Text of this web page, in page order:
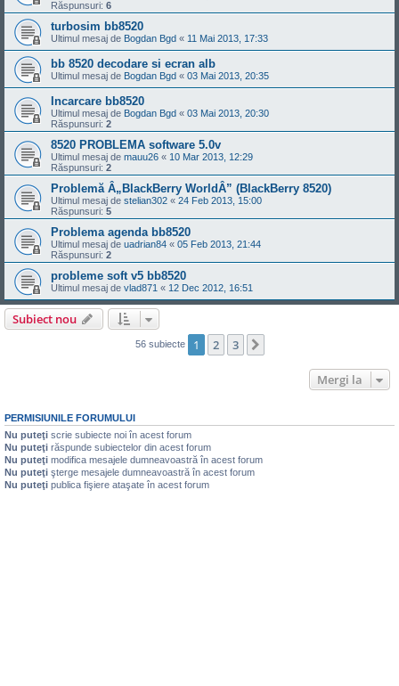
Răspunsuri: 6
turbosim bb8520
Ultimul mesaj de Bogdan Bgd « 11 Mai 2013, 17:33
bb 8520 decodare si ecran alb
Ultimul mesaj de Bogdan Bgd « 03 Mai 2013, 20:35
Incarcare bb8520
Ultimul mesaj de Bogdan Bgd « 03 Mai 2013, 20:30
Răspunsuri: 2
8520 PROBLEMA software 5.0v
Ultimul mesaj de mauu26 « 10 Mar 2013, 12:29
Răspunsuri: 2
Problemă Â„BlackBerry WorldÂ” (BlackBerry 8520)
Ultimul mesaj de stelian302 « 24 Feb 2013, 15:00
Răspunsuri: 5
Problema agenda bb8520
Ultimul mesaj de uadrian84 « 05 Feb 2013, 21:44
Răspunsuri: 2
probleme soft v5 bb8520
Ultimul mesaj de vlad871 « 12 Dec 2012, 16:51
Subiect nou
56 subiecte 1 2 3
Mergi la
PERMISIUNILE FORUMULUI
Nu puteţi scrie subiecte noi în acest forum
Nu puteţi răspunde subiectelor din acest forum
Nu puteţi modifica mesajele dumneavoastră în acest forum
Nu puteţi şterge mesajele dumneavoastră în acest forum
Nu puteţi publica fişiere ataşate în acest forum